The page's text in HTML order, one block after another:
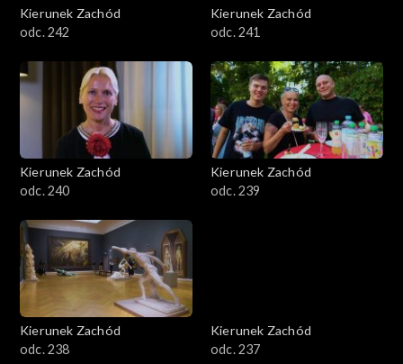
Kierunek Zachód
odc. 242
Kierunek Zachód
odc. 241
Kierunek Zachód
odc. 240
Kierunek Zachód
odc. 239
Kierunek Zachód
odc. 238
Kierunek Zachód
odc. 237